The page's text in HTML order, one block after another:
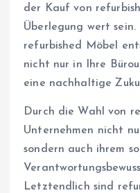
der Kauf von
Überlegung wert
refurbished Möbel
nicht nur in Ihre
eine nachhaltige
Durch die Wahl von
Unternehmen nicht
sondern auch ihrem
Letztendlich sind